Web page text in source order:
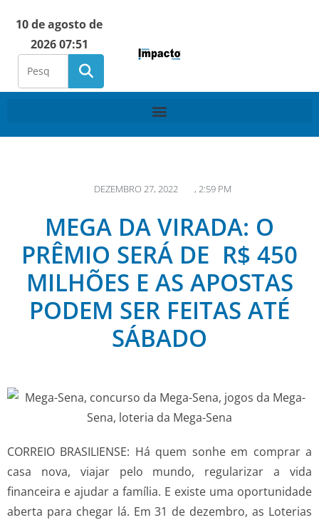
10 de agosto de
2026 07:51
DEZEMBRO 27, 2022 , 2:59 PM
MEGA DA VIRADA: O
PRÊMIO SERÁ DE R$ 450
MILHÕES E AS APOSTAS
PODEM SER FEITAS ATÉ
SÁBADO
CORREIO BRASILIENSE: Há quem sonhe em comprar a
casa nova, viajar pelo mundo, regularizar a vida
financeira e ajudar a família. E existe uma oportunidade
aberta para chegar lá. Em 31 de dezembro, as Loterias